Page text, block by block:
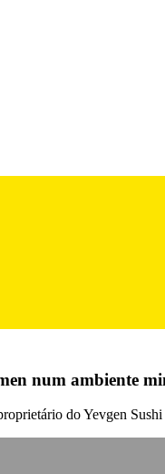
num ambiente
do Yevgen